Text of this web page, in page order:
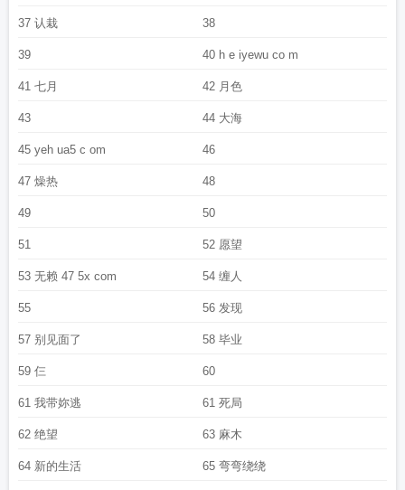
37 认栽 38
39 40 h e iyewu co m
41 七月 42 月色
43 44 大海
45 yeh ua5 c om 46
47 燥热 48
49 50
51 52 愿望
53 无赖 47 5x com 54 缠人
55 56 发现
57 别见面了 58 毕业
59 仨 60
61 我带妳逃 61 死局
62 绝望 63 麻木
64 新的生活 65 弯弯绕绕